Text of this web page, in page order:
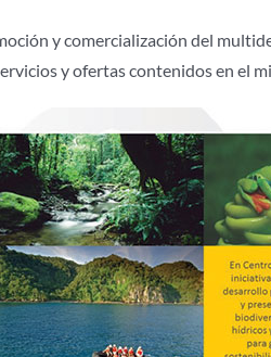
y comercialización del
y ofertas contenidos en el